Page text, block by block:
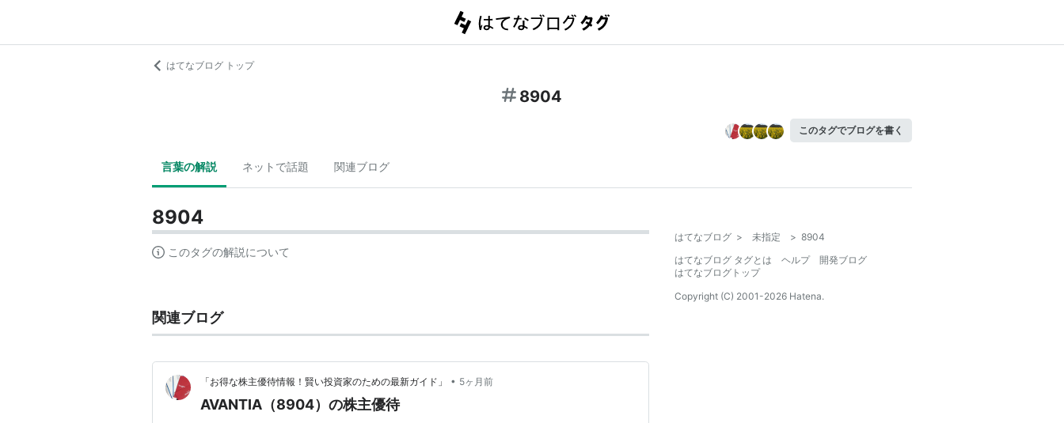
はてなブログ トップ
8904
このタグでブログを書く
言葉の解説 ネットで話題 関連ブログ
8904
このタグの解説について
関連ブログ
「お得な株主優待情報！賢い投資家のための最新ガイド」 • 5ヶ月前
AVANTIA（8904）の株主優待
はてなブログ > 未指定 > 8904
はてなブログ タグとは
ヘルプ
開発ブログ
はてなブログトップ
Copyright (C) 2001-2026 Hatena.